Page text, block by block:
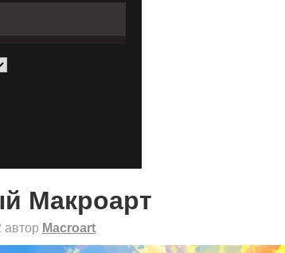
Макроарт
автор Macroart